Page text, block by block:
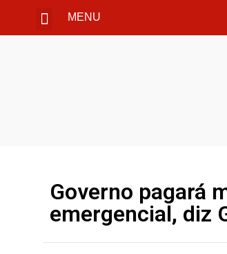
MENU
Governo pagará
emergencial, diz